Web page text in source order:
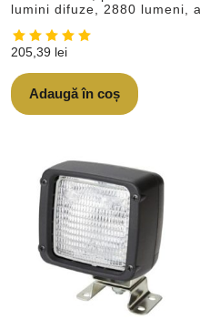
lumini difuze, 2880 lumeni,
205,39 lei
Adaugă în coș